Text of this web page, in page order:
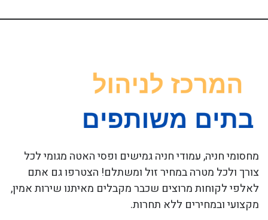
מחסומי חניה, עמודי חניה גמישים ופסי האטה מגומי לכל
צורך ולכל מטרה במחיר זול ומשתלם! הצטרפו גם אתם
לאלפי לקוחות מרוצים שכבר מקבלים מאיתנו שירות אמין,
מקצועי ובמחירים ללא תחרות.